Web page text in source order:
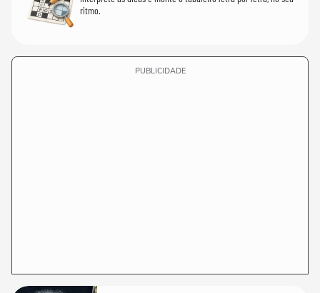
ritmo.
PUBLICIDADE